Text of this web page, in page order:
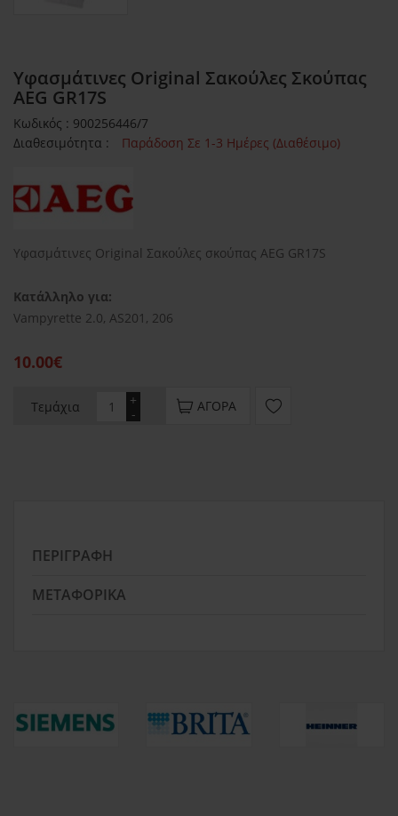
Υφασμάτινες Original Σακούλες Σκούπας
AEG GR17S
Κωδικός : 900256446/7
Διαθεσιμότητα :
Παράδοση Σε 1-3 Ημέρες (Διαθέσιμο)
Υφασμάτινες Original Σακούλες σκούπας AEG GR17S
Κατάλληλο για:
Vampyrette 2.0, AS201, 206
10.00€
Τεμάχια -
+ ΑΓΟΡΆ
ΠΕΡΙΓΡΑΦΉ
ΜΕΤΑΦΟΡΙΚΆ